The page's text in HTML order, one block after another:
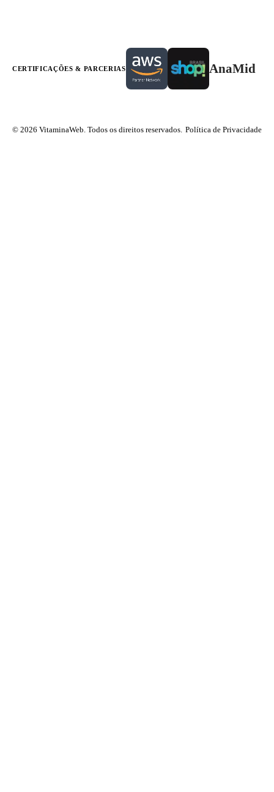
CERTIFICAÇÕES & PARCERIAS AnaMid
© 2026 VitaminaWeb. Todos os direitos reservados. Política de Privacidade